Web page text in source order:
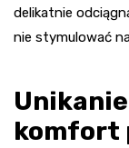
delikatnie
nie stymulować
komfort